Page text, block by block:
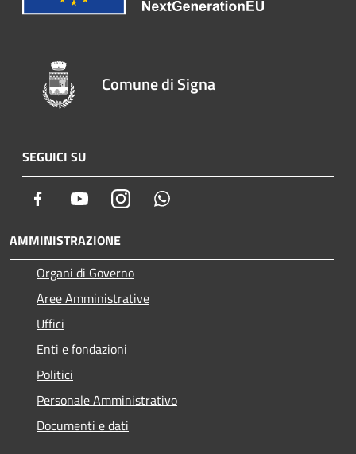
Comune di Signa
SEGUICI SU
Facebook YoutubeInstagram
AMMINISTRAZIONE
Organi di Governo
Aree Amministrative
Uffici
Enti e fondazioni
Politici
Personale Amministrativo
Documenti e dati